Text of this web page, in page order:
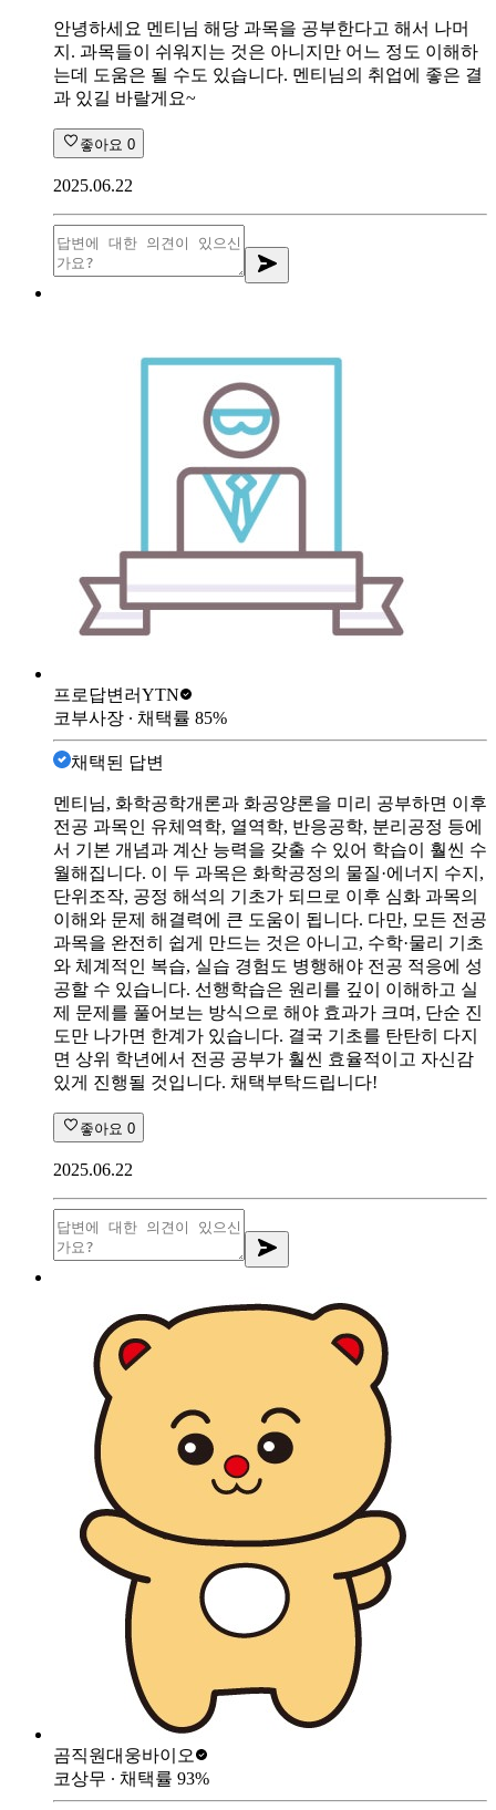
안녕하세요 멘티님 해당 과목을 공부한다고 해서 나머
지. 과목들이 쉬워지는 것은 아니지만 어느 정도 이해하
는데 도움은 될 수도 있습니다. 멘티님의 취업에 좋은 결
과 있길 바랄게요~
좋아요 0
2025.06.22
프로답변러YTN
코부사장 ∙ 채택률 85%
채택된 답변
멘티님, 화학공학개론과 화공양론을 미리 공부하면 이후
전공 과목인 유체역학, 열역학, 반응공학, 분리공정 등에
서 기본 개념과 계산 능력을 갖출 수 있어 학습이 훨씬 수
월해집니다. 이 두 과목은 화학공정의 물질·에너지 수지,
단위조작, 공정 해석의 기초가 되므로 이후 심화 과목의
이해와 문제 해결력에 큰 도움이 됩니다. 다만, 모든 전공
과목을 완전히 쉽게 만드는 것은 아니고, 수학·물리 기초
와 체계적인 복습, 실습 경험도 병행해야 전공 적응에 성
공할 수 있습니다. 선행학습은 원리를 깊이 이해하고 실
제 문제를 풀어보는 방식으로 해야 효과가 크며, 단순 진
도만 나가면 한계가 있습니다. 결국 기초를 탄탄히 다지
면 상위 학년에서 전공 공부가 훨씬 효율적이고 자신감
있게 진행될 것입니다. 채택부탁드립니다!
좋아요 0
2025.06.22
곰직원대웅바이오
코상무 ∙ 채택률 93%